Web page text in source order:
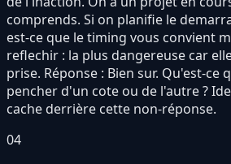
comprends. Si on planifie le
est-ce que le timing vous convient
reflechir : la plus dangereuse car
prise. Réponse : Bien sur. Qu'est-ce
pencher d'un cote ou de l'autre ?
cache derrière cette non-réponse.
04